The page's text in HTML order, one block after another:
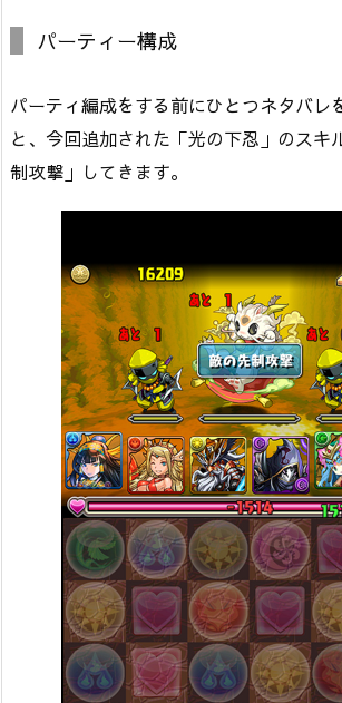
パーティー構成
パーティ編成をする前にひとつネタバレ
と、今回追加された「光の下忍」のスキ
制攻撃」してきます。